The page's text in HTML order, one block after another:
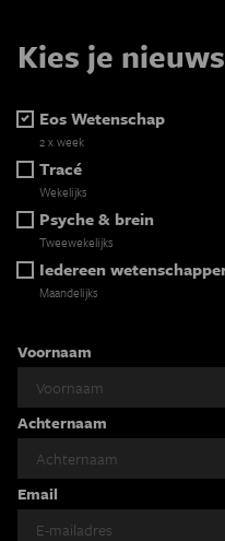
Kies je
Eos Wetenschap
2 x week
Tracé
Wekelijks
Psyche & brein
Tweewekelijks
Iedereen
Maandelijks
Voornaam
Achternaam
Email